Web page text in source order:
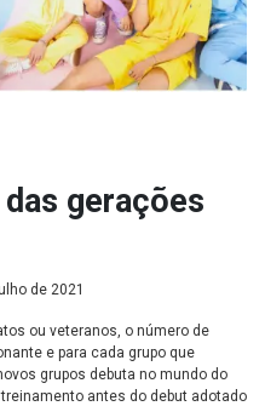
gerações
de 2021
ou veteranos, o número de
e para cada grupo que
grupos debuta no mundo do
antes do debut adotado